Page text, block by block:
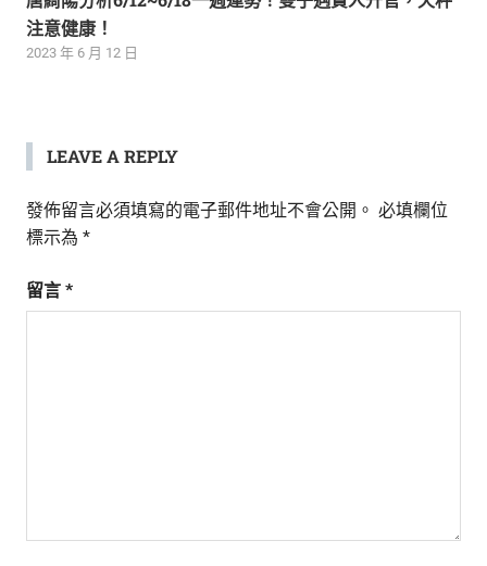
注意健康！
2023 年 6 月 12 日
LEAVE A REPLY
發佈留言必須填寫的電子郵件地址不會公開。 必填欄位
標示為 *
留言 *